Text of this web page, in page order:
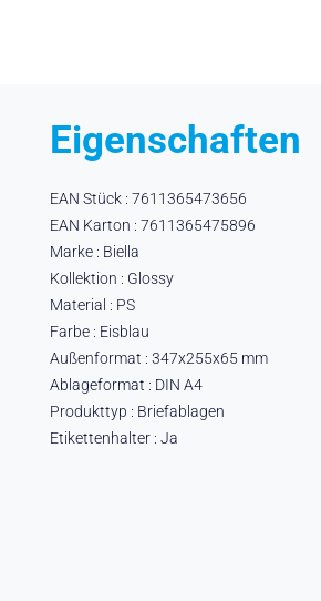
Eigenschaften
EAN Stück : 7611365473656
EAN Karton : 7611365475896
Marke : Biella
Kollektion : Glossy
Material : PS
Farbe : Eisblau
Außenformat : 347x255x65 mm
Ablageformat : DIN A4
Produkttyp : Briefablagen
Etikettenhalter : Ja